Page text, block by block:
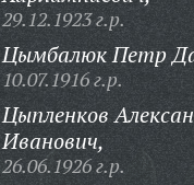
29.12.1923 г.р.
Цымбалюк Петр
10.07.1916 г.р.
Цыпленков
Иванович,
26.06.1926 г.р.